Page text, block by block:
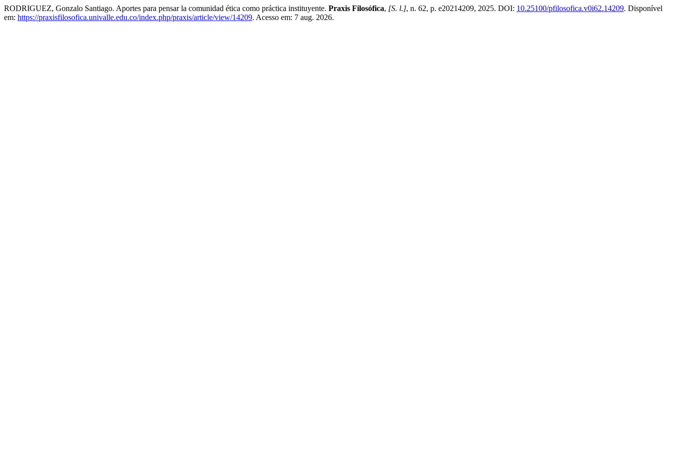
RODRIGUEZ, Gonzalo Santiago. Aportes para pensar la comunidad ética como práctica instituyente. Praxis Filosófica, [S. l.], n. 62, p. e20214209, 2025. DOI: 10.25100/pfilosofica.v0i62.14209. Disponível
em: https://praxisfilosofica.univalle.edu.co/index.php/praxis/article/view/14209. Acesso em: 7 aug. 2026.